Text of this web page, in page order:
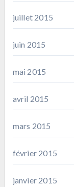
juillet 2015
juin 2015
mai 2015
avril 2015
mars 2015
février 2015
janvier 2015